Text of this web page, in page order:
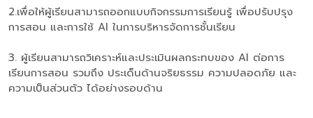
2.เพื่อให้ผู้เรียนสามารถออกแบบกิจกรรมการเรียนรู้ เพื่อปรับปรุง
การสอน และการใช้ AI ในการบริหารจัดการชั้นเรียน
3. ผู้เรียนสามารถวิเคราะห์และประเมินผลกระทบของ AI ต่อการ
เรียนการสอน รวมถึง ประเด็นด้านจริยธรรม ความปลอดภัย และ
ความเป็นส่วนตัว ได้อย่างรอบด้าน